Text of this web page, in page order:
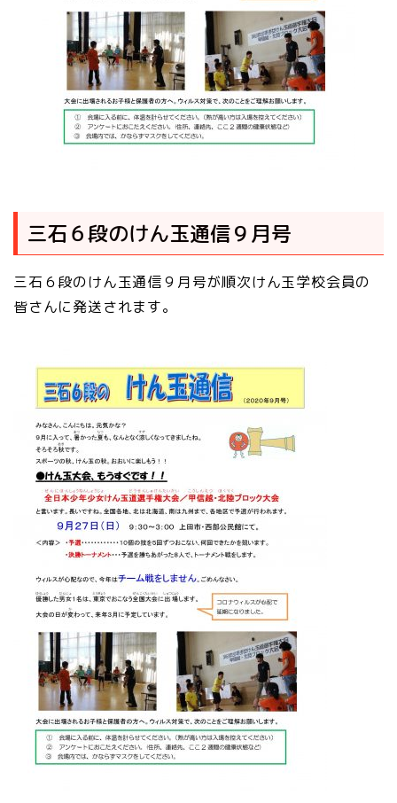
三石６段のけん玉通信９月号
三石６段のけん玉通信９月号が順次けん玉学校会員の
皆さんに発送されます。